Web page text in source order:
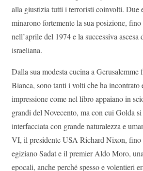
alla giustizia tutti i terroristi coinvolti. Due
minarono fortemente la sua posizione,
nell’aprile del 1974 e la successiva ascesa
israeliana.
Dalla sua modesta cucina a Gerusalemme
Bianca, sono tanti i volti che ha incontrato
impressione come nel libro appaiano in
grandi del Novecento, ma con cui Golda si
interfacciata con grande naturalezza e
VI, il presidente USA Richard Nixon, fino
egiziano Sadat e il premier Aldo Moro,
epocali, anche perché spesso e volentieri